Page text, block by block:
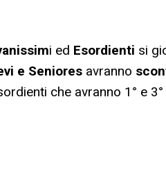
i ed Esordienti si
e Seniores avranno
che avranno 1° e